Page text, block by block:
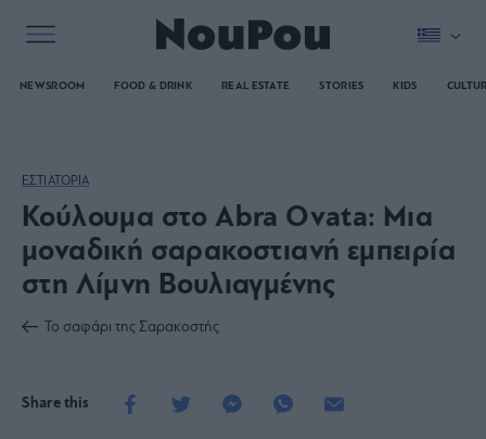
NEWSROOM FOOD & DRINK REAL ESTATE STORIES KIDS
ΕΣΤΙΑΤΟΡΙΑ
Κούλουμα στο Abra Ovata: Μια
μοναδική σαρακοστιανή εμπειρία
στη Λίμνη Βουλιαγμένης
Το σαφάρι της Σαρακοστής
Share this